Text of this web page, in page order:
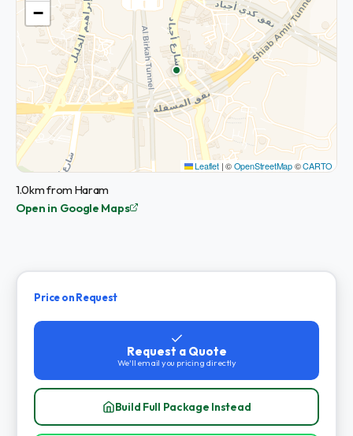
−
Leaflet |©OpenStreetMap©CARTO
1.0km from Haram
Open in Google Maps
Price on Request
Request a Quote
We'll email you pricing directly
Build Full Package Instead